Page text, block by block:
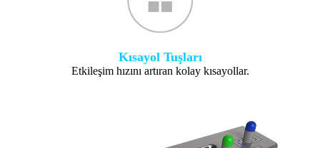
Kısayol Tuşları
Etkileşim hızını artıran kolay kısayollar.